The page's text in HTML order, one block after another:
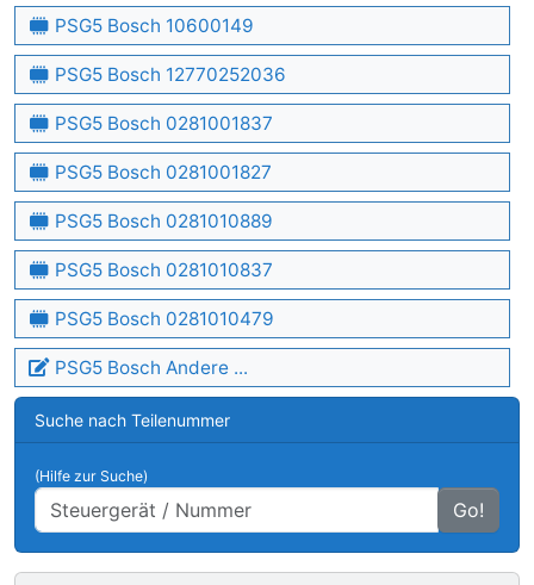
PSG5 Bosch 10600149
PSG5 Bosch 12770252036
PSG5 Bosch 0281001837
PSG5 Bosch 0281001827
PSG5 Bosch 0281010889
PSG5 Bosch 0281010837
PSG5 Bosch 0281010479
PSG5 Bosch Andere ...
Suche nach Teilenummer
(Hilfe zur Suche)
Go!